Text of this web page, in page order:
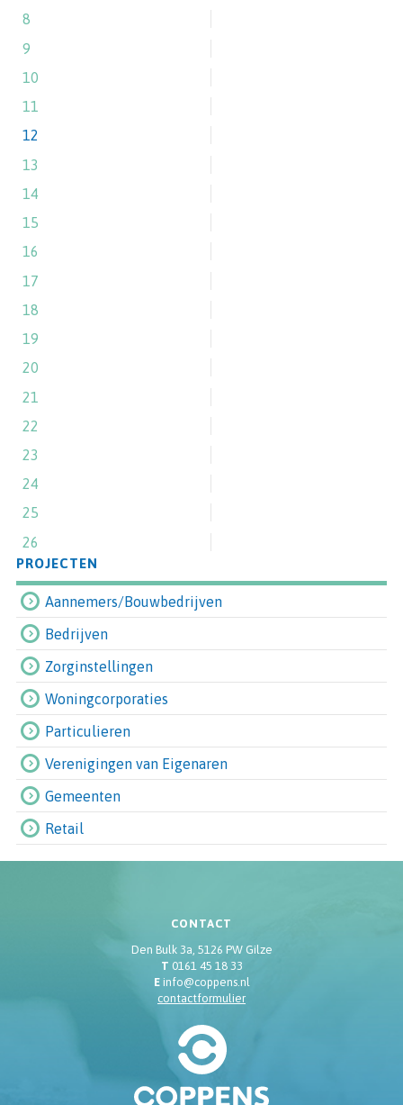
8
9
10
11
12
13
14
15
16
17
18
19
20
21
22
23
24
25
26
PROJECTEN
Aannemers/Bouwbedrijven
Bedrijven
Zorginstellingen
Woningcorporaties
Particulieren
Verenigingen van Eigenaren
Gemeenten
Retail
CONTACT
Den Bulk 3a, 5126 PW Gilze
T 0161 45 18 33
Einfo@coppens.nl
contactformulier